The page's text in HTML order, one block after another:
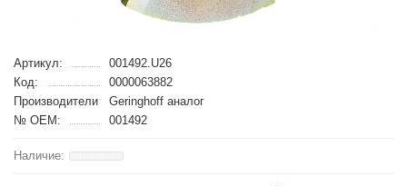
Артикул:
001492.U26
Код:
0000063882
Производители
Geringhoff аналог
№ OEM:
001492